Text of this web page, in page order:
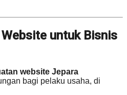
untuk Bisnis
website Jepara
bagi pelaku usaha, di